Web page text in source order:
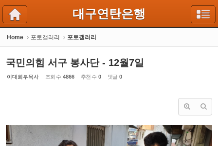
대구연탄은행
Home 포토갤러리 포토갤러리
국민의힘 서구 봉사단 - 12월7일
이대희부목사 조회 수 4866 추천 수 0 댓글 0